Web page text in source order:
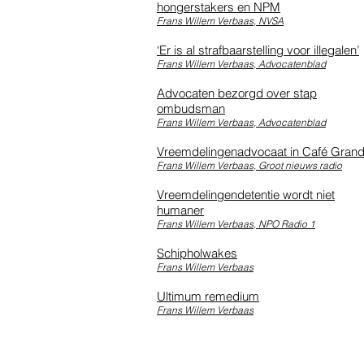
hongerstakers en NPM
Frans Willem Verbaas, NVSA
‘Er is al strafbaarstelling voor illegalen’
Frans Willem Verbaas, Advocatenblad
Advocaten bezorgd over stap
ombudsman
Frans Willem Verbaas, Advocatenblad
Vreemdelingenadvocaat in Café
Frans Willem Verbaas, Groot nieuws radio
Vreemdelingendetentie wordt niet
humaner
Frans Willem Verbaas, NPO Radio 1
Schipholwakes
Frans Willem Verbaas
Ultimum remedium
Frans Willem Verbaas